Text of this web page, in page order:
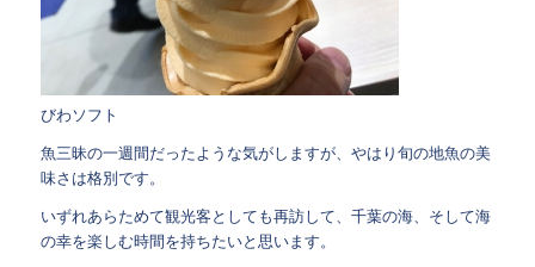
びわソフト
魚三昧の一週間だったような気がしますが、やはり旬の地魚の美
味さは格別です。
いずれあらためて観光客としても再訪して、千葉の海、そして海
の幸を楽しむ時間を持ちたいと思います。